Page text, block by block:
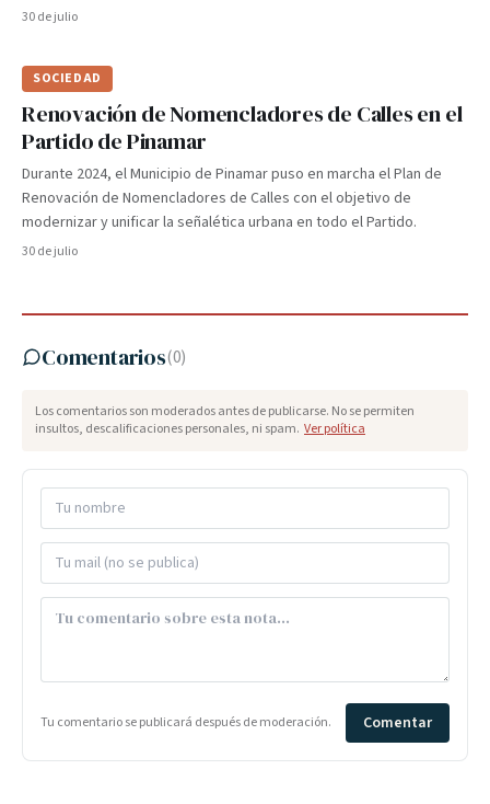
30 de julio
SOCIEDAD
Renovación de Nomencladores de Calles en el
Partido de Pinamar
Durante 2024, el Municipio de Pinamar puso en marcha el Plan de
Renovación de Nomencladores de Calles con el objetivo de
modernizar y unificar la señalética urbana en todo el Partido.
30 de julio
Comentarios(0)
Los comentarios son moderados antes de publicarse. No se permiten
insultos, descalificaciones personales, ni spam. Ver política
Tu comentario se publicará después de moderación. Comentar